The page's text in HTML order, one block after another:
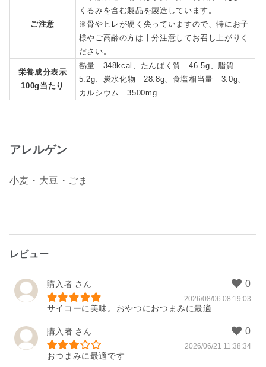
ご注意
くるみを含む製品を製造しています。
※骨やヒレが硬く尖っていますので、特にお子
様やご高齢の方は十分注意してお召し上がりく
ださい。
栄養成分表示
100g当たり
熱量 348kcal、たんぱく質 46.5g、脂質
5.2g、炭水化物 28.8g、食塩相当量 3.0g、
カルシウム 3500mg
アレルゲン
小麦・大豆・ごま
レビュー
購入者
2026/08/06 08:19:03
サイコーに美味。おやつにおつまみに最適
購入者
2026/06/21 11:38:34
おつまみに最適です